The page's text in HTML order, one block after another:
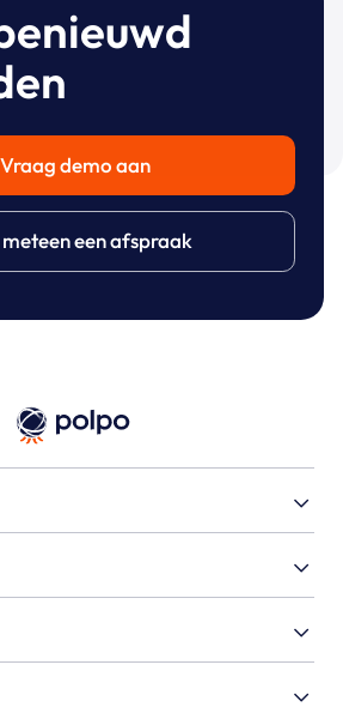
Vraag demo aan
meteen een afspraak